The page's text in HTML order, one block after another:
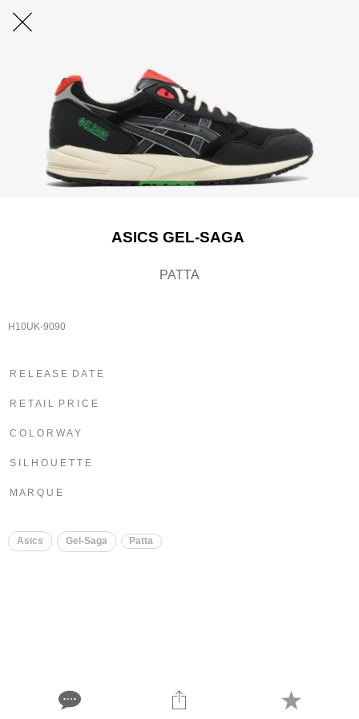
ASICS GEL-SAGA
PATTA
H10UK-9090
R E L E A S E D A T E
R E T A I L P R I C E
C O L O R W A Y
S I L H O U E T T E
M A R Q U E
Asics Gel-Saga Patta